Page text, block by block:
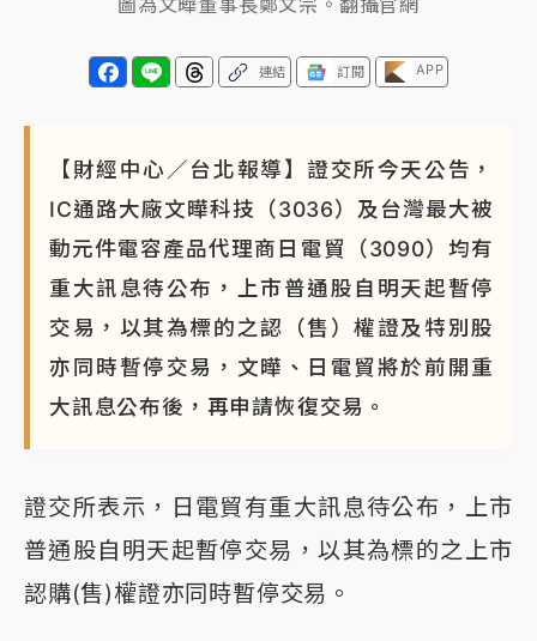
圖為文曄董事長鄭文宗。翻攝官網
連結 訂閱 APP
【財經中心／台北報導】證交所今天公告，
IC通路大廠文曄科技（3036）及台灣最大被
動元件電容產品代理商日電貿（3090）均有
重大訊息待公布，上市普通股自明天起暫停
交易，以其為標的之認（售）權證及特別股
亦同時暫停交易，文曄、日電貿將於前開重
大訊息公布後，再申請恢復交易。
證交所表示，日電貿有重大訊息待公布，上市
普通股自明天起暫停交易，以其為標的之上市
認購(售)權證亦同時暫停交易。